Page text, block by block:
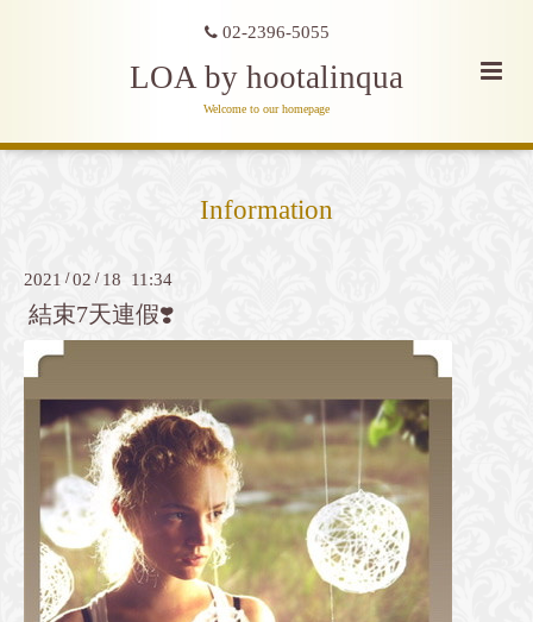
02-2396-5055
LOA by hootalinqua
Welcome to our homepage
Information
2021 /02 / 18 11:34
結束7天連假❣️